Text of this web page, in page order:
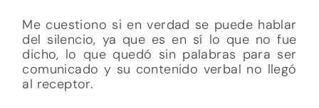
Me cuestiono si en verdad se puede hablar
del silencio, ya que es en sí lo que no fue
dicho, lo que quedó sin palabras para ser
comunicado y su contenido verbal no llegó
al receptor.